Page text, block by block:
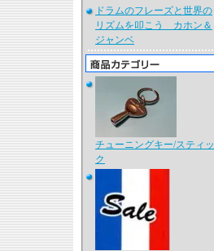
ドラムのフレーズと世界の
リズムを叩こう カホン＆
ジャンベ
チューニングキー/スティッ
ク